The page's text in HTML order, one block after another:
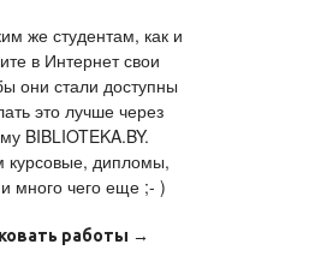
же студентам, как и
в Интернет свои
они стали доступны
это лучше через
BIBLIOTEKA.BY.
дипломы,
много чего еще ;- )
работы →